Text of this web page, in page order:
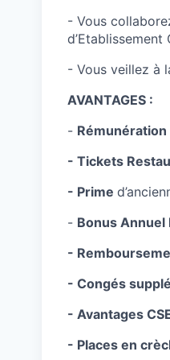
- Vous
d’Etablissement
- Vous veillez à
AVANTAGES :
- Rémunération
- Tickets
- Prime
- Bonus Annuel
-
- Congés
- Avantages
- Places en